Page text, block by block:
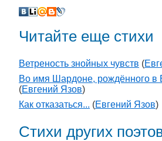
Читайте еще стихи
Ветреность знойных чувств (
Во имя Шардоне, рождённого в
(Евгений Язов)
Как отказаться... (Евгений Язов)
Стихи других